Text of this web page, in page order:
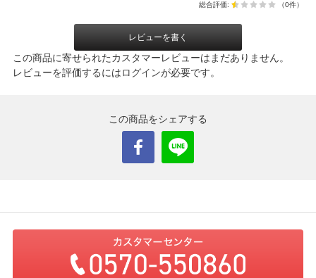
総合評価: （0件）
レビューを書く
この商品に寄せられたカスタマーレビューはまだありません。
レビューを評価するにはログインが必要です。
この商品をシェアする